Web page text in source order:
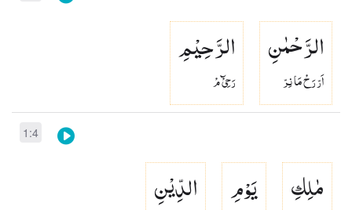
الرَّحْمٰنِ
اَرّ رَحْ مَا نِرّ
الرَّحِیْمِ
رَحِىْٓ مْ
1:4
مٰلِكِ یَوْمِ الدِّیْنِ